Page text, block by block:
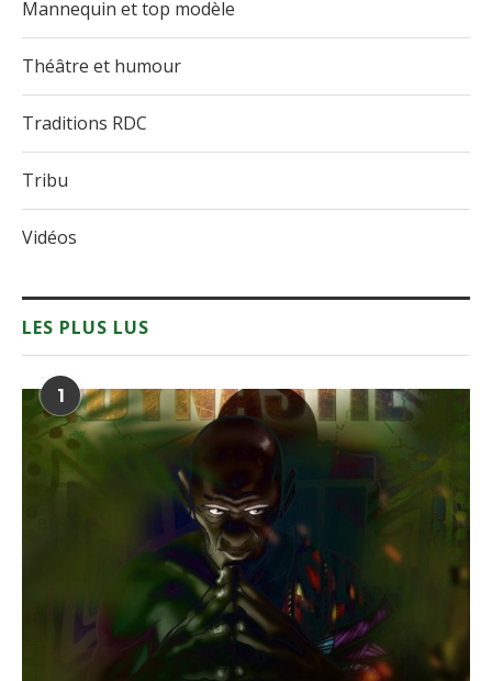
Mannequin et top modèle
Théâtre et humour
Traditions RDC
Tribu
Vidéos
LES PLUS LUS
1